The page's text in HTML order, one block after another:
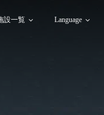
設一覧 Language